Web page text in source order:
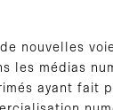
nouvelles
les médias
ayant fait